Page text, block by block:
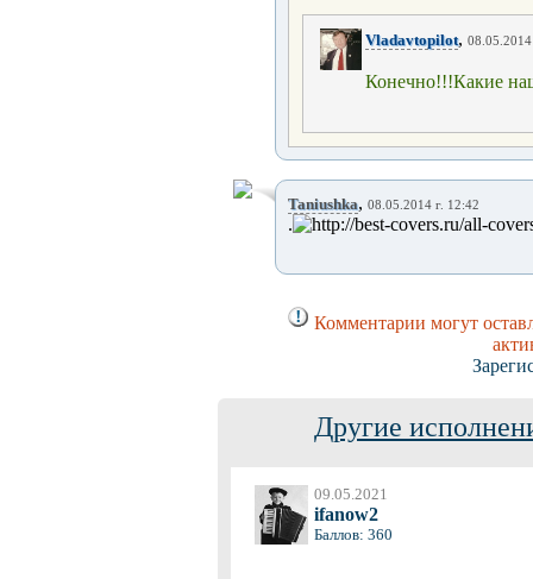
Vladavtopilot,
Конечно!!!Какие
Taniushka, 08.05.2014 г. 12:42
.
Комментарии могут
Другие
09.05.2021
ifanow2
Баллов: 360